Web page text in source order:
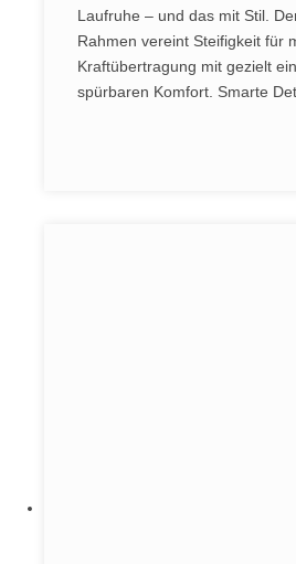
Laufruhe – und das mit Stil.
Rahmen vereint Steifigkeit für
Kraftübertragung mit gezielt
spürbaren Komfort. Smarte